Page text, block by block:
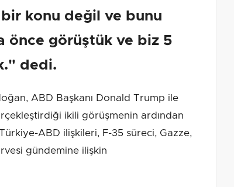
konu değil ve bunu
önce görüştük ve biz 5
dedi.
ABD Başkanı Donald Trump ile
ikili görüşmenin ardından
ABD ilişkileri, F-35 süreci, Gazze,
gündemine ilişkin